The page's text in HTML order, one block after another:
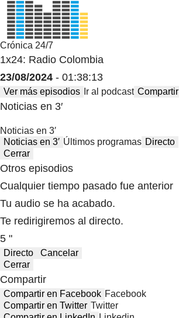
Crónica 24/7
1x24: Radio Colombia
23/08/2024 - 01:38:13
Ver más episodios Ir al podcast Compartir
Noticias en 3′
Noticias en 3′
Noticias en 3′ Últimos programas Directo
Cerrar
Otros episodios
Cualquier tiempo pasado fue anterior
Tu audio se ha acabado.
Te redirigiremos al directo.
5 "
Directo
Cancelar
Cerrar
Compartir
Compartir en Facebook Facebook
Compartir en Twitter Twitter